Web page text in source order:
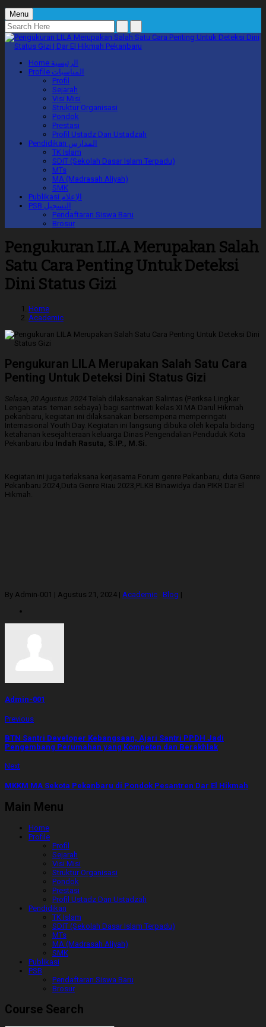
Menu
Home الرئيسية
Profile المناسبات
Profil
Sejarah
Visi Misi
Struktur Organisasi
Pondok
Prestasi
Profil Ustadz Dan Ustadzah
Pendidikan المدارس
TK Islam
SDIT (Sekolah Dasar Islam Terpadu)
MTs
MA (Madrasah Aliyah)
SMK
Publikasi الإعلام
PSB التسجيل
Pendaftaran Siswa Baru
Brosur
Pengukuran LILA Merupakan Salah
Satu Cara Penting Untuk Deteksi
Dini Status Gizi
Home
Academic
Pengukuran LILA Merupakan Salah Satu Cara
Penting Untuk Deteksi Dini Status Gizi
Selasa, 20 Agustus 2024 Telah dilaksanakan Salintas (Periksa Lingkar
Lengan atas teman sebaya) bagi santriwati kelas XI MA Darul Hikmah
pekanbaru, kegiatan ini dilaksanakan bersempena memperingati
Internasional Youth Day. Kegiatan ini langsung dibuka oleh kepala bidang
ketahanan kesejahteraan keluarga Dinas Pengendalian Penduduk Kota
Pekanbaru ibu Indah Rasuta, S.IP., M.Si.
Kegiatan ini juga terlaksana kerjasama Forum genre Pekanbaru, duta Genre
Pekanbaru 2024,Duta Genre Riau 2023,PLKB Binawidya dan PIKR Dar El
Hikmah.
By Admin-001 | Agustus 21, 2024 | Academic . Blog |
Admin-001
Previous
BTN Santri Developer Kebangsaan, Ajari Santri PPDH Jadi
Pengembang Perumahan yang Kompeten dan Berakhlak
Next
MKKM MA Sekota Pekanbaru di Pondok Pesantren Dar El Hikmah
Main Menu
Home
Profile
Profil
Sejarah
Visi Misi
Struktur Organisasi
Pondok
Prestasi
Profil Ustadz Dan Ustadzah
Pendidikan
TK Islam
SDIT (Sekolah Dasar Islam Terpadu)
MTs
MA (Madrasah Aliyah)
SMK
Publikasi
PSB
Pendaftaran Siswa Baru
Brosur
Course Search